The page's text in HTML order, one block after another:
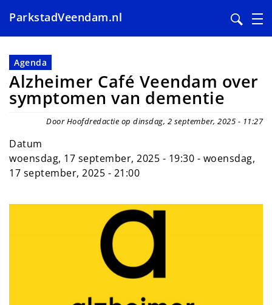
en
naar
de
inhoud
ParkstadVeendam.nl
Agenda
Alzheimer Café Veendam over
symptomen van dementie
Door Hoofdredactie op dinsdag, 2 september, 2025 - 11:27
Datum
woensdag, 17 september, 2025 - 19:30 - woensdag,
17 september, 2025 - 21:00